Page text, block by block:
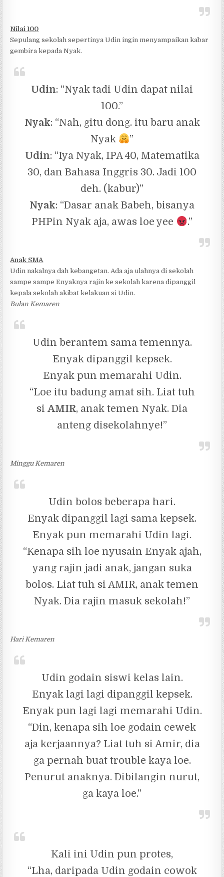
Nilai 100
Sepulang sekolah sepertinya Udin ingin menyampaikan kabar
gembira kepada Nyak.
Udin: “Nyak tadi Udin dapat nilai
100.”
Nyak: “Nah, gitu dong. itu baru anak
Nyak
”
Udin: “Iya Nyak, IPA 40, Matematika
30, dan Bahasa Inggris 30. Jadi 100
deh. (kabur)”
Nyak: “Dasar anak Babeh, bisanya
PHPin Nyak aja, awas loe yee
.”
Anak SMA
Udin nakalnya dah kebangetan. Ada aja ulahnya di sekolah
sampe sampe Enyaknya rajin ke sekolah karena dipanggil
kepala sekolah akibat kelakuan si Udin.
Bulan Kemaren
Udin berantem sama temennya.
Enyak dipanggil kepsek.
Enyak pun memarahi Udin.
“Loe itu badung amat sih. Liat tuh
si AMIR, anak temen Nyak. Dia
anteng disekolahnye!”
Minggu Kemaren
Udin bolos beberapa hari.
Enyak dipanggil lagi sama kepsek.
Enyak pun memarahi Udin lagi.
“Kenapa sih loe nyusain Enyak ajah,
yang rajin jadi anak, jangan suka
bolos. Liat tuh si AMIR, anak temen
Nyak. Dia rajin masuk sekolah!”
Hari Kemaren
Udin godain siswi kelas lain.
Enyak lagi lagi dipanggil kepsek.
Enyak pun lagi lagi memarahi Udin.
“Din, kenapa sih loe godain cewek
aja kerjaannya? Liat tuh si Amir, dia
ga pernah buat trouble kaya loe.
Penurut anaknya. Dibilangin nurut,
ga kaya loe.”
Kali ini Udin pun protes,
“Lha, daripada Udin godain cowok